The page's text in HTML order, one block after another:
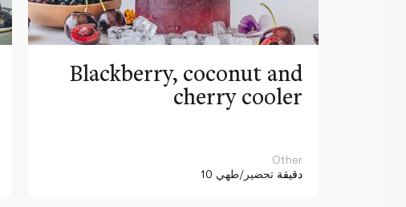
Blackberry, coconut and
cherry cooler
Other
10 دقيقة تحضير/طهي